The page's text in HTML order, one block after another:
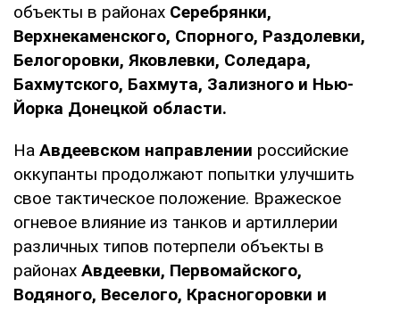
объекты в районах Серебрянки,
Верхнекаменского, Спорного, Раздолевки,
Белогоровки, Яковлевки, Соледара,
Бахмутского, Бахмута, Зализного и Нью-
Йорка Донецкой области.
На Авдеевском направлении российские
оккупанты продолжают попытки улучшить
свое тактическое положение. Вражеское
огневое влияние из танков и артиллерии
различных типов потерпели объекты в
районах Авдеевки, Первомайского,
Водяного, Веселого, Красногоровки и